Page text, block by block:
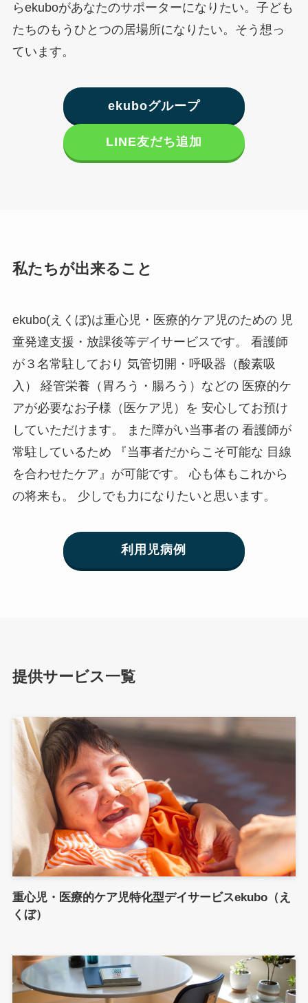
らekuboがあなたのサポーターになりたい。子ども
たちのもうひとつの居場所になりたい。そう想っ
ています。
ekuboグループ
LINE友だち追加
私たちが出来ること
ekubo(えくぼ)は重心児・医療的ケア児のための 児
童発達支援・放課後等デイサービスです。 看護師
が３名常駐しており 気管切開・呼吸器（酸素吸
入） 経管栄養（胃ろう・腸ろう）などの 医療的ケ
アが必要なお子様（医ケア児）を 安心してお預け
していただけます。 また障がい当事者の 看護師が
常駐しているため 『当事者だからこそ可能な 目線
を合わせたケア』が可能です。 心も体もこれから
の将来も。 少しでも力になりたいと思います。
利用児病例
提供サービス一覧
重心児・医療的ケア児特化型デイサービスekubo（え
くぼ）